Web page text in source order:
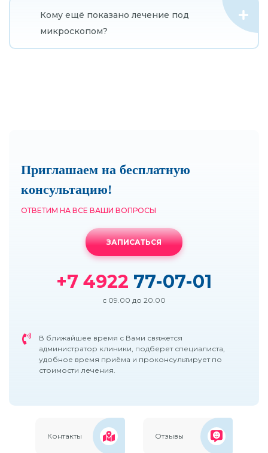
Кому ещё показано лечение под
микроскопом?
Приглашаем на бесплатную
консультацию!
ОТВЕТИМ НА ВСЕ ВАШИ ВОПРОСЫ
ЗАПИСАТЬСЯ
+7 4922 77-07-01
с 09.00 до 20.00
В ближайшее время с Вами свяжется
администратор клиники, подберет специалиста,
удобное время приёма и проконсультирует по
стоимости лечения.
Контакты Отзывы